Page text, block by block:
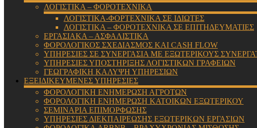
ΛΟΓΙΣΤΙΚΑ – ΦΟΡΟΤΕΧΝΙΚΑ
ΛΟΓΙΣΤΙΚΑ-ΦΟΡΤΕΧΝΙΚΑ ΣΕ ΙΔΙΩΤΕΣ
ΛΟΓΙΣΤΙΚΑ – ΦΟΡΟΤΕΧΝΙΚΑ ΣΕ ΕΠΙΤΗΔΕΥΜΑΤΙΕΣ
ΕΡΓΑΣΙΑΚΑ – ΑΣΦΑΛΙΣΤΙΚΑ
ΦΟΡΟΛΟΓΙΚΟΣ ΣΧΕΔΙΑΣΜΟΣ ΚΑΙ CASH FLOW
ΥΠΗΡΕΣΙΕΣ ΣΕ ΣΥΝΕΡΓΑΣΙΑ ΜΕ ΕΞΩΤΕΡΙΚΟΥΣ
ΥΠΗΡΕΣΙΕΣ ΥΠΟΣΤΗΡΙΞΗΣ ΛΟΓΙΣΤΙΚΩΝ ΓΡΑΦΕΙΩΝ
ΓΕΩΓΡΑΦΙΚΗ ΚΑΛΥΨΗ ΥΠΗΡΕΣΙΩΝ
ΕΞΕΙΔΙΚΕΥΜΕΝΕΣ ΥΠΗΡΕΣΙΕΣ
ΦΟΡΟΛΟΓΙΚΗ ΕΝΗΜΕΡΩΣΗ ΑΓΡΟΤΩΝ
ΦΟΡΟΛΟΓΙΚΗ ΕΝΗΜΕΡΩΣΗ ΚΑΤΟΙΚΩΝ ΕΞΩΤΕΡΙΚΟΥ
ΣΕΜΙΝΑΡΙΑ ΕΠΙΜΟΡΦΩΣΗΣ
ΥΠΗΡΕΣΙΕΣ ΔΙΕΚΠΑΙΡΕΩΣΗΣ ΕΞΩΤΕΡΙΚΩΝ ΕΡΓΑΣΙΩΝ